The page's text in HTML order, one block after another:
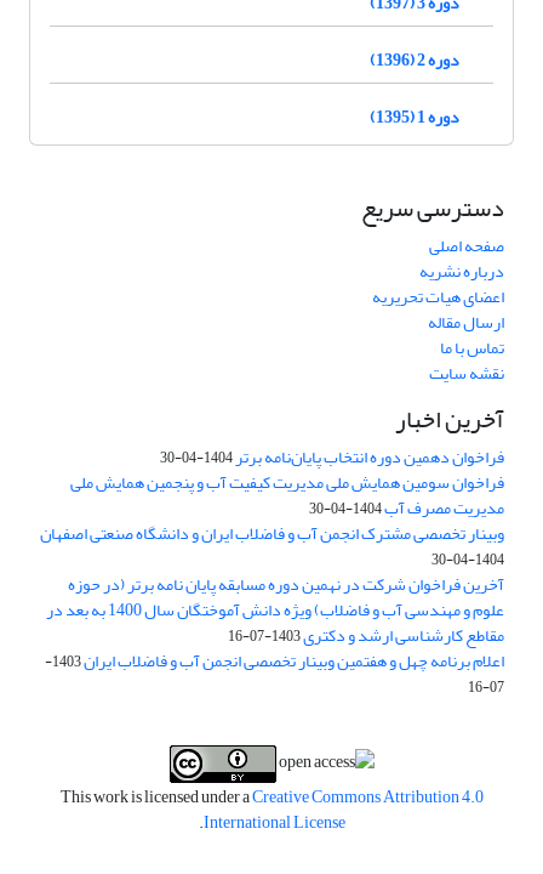
دوره 2 (1396)
دوره 1 (1395)
دسترسی سریع
صفحه اصلی
درباره نشریه
اعضای هیات تحریریه
ارسال مقاله
تماس با ما
نقشه سایت
آخرین اخبار
فراخوان دهمین دوره انتخاب پایان‌نامه برتر1404-04-30
فراخوان سومین همایش ملی مدیریت کیفیت آب و پنجمین همایش ملی
مدیریت مصرف آب1404-04-30
وبینار تخصصی مشترک انجمن آب و فاضلاب ایران و دانشگاه صنعتی اصفهان
1404-04-30
آخرین فراخوان شرکت در نهمین دوره مسابقه پایان نامه برتر (در حوزه
علوم و مهندسی آب و فاضلاب) ویژه دانش آموختگان سال 1400 به بعد در
مقاطع کارشناسی ارشد و دکتری1403-07-16
اعلام برنامه چهل و هفتمین وبینار تخصصی انجمن آب و فاضلاب ایران
1403-
07-16
This work is licensed under aCreative Commons Attribution 4.0
International License
.